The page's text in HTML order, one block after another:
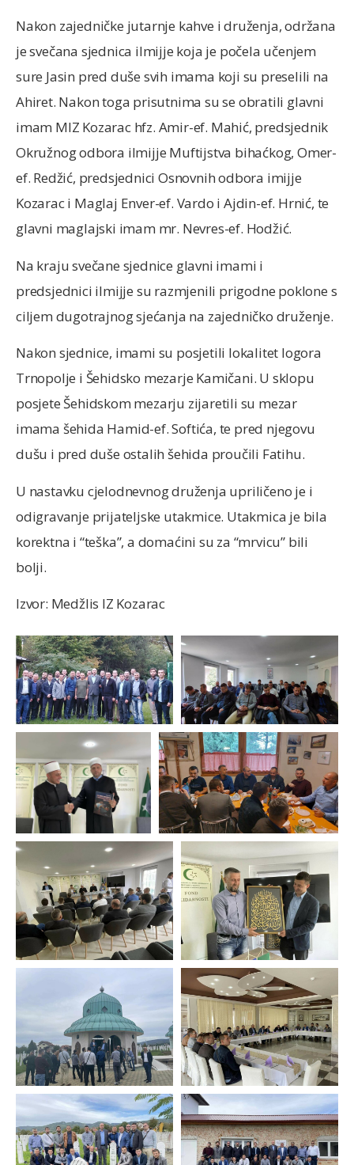
Nakon zajedničke jutarnje kahve i druženja, održana
je svečana sjednica ilmijje koja je počela učenjem
sure Jasin pred duše svih imama koji su preselili na
Ahiret. Nakon toga prisutnima su se obratili glavni
imam MIZ Kozarac hfz. Amir-ef. Mahić, predsjednik
Okružnog odbora ilmijje Muftijstva bihaćkog, Omer-
ef. Redžić, predsjednici Osnovnih odbora imijje
Kozarac i Maglaj Enver-ef. Vardo i Ajdin-ef. Hrnić, te
glavni maglajski imam mr. Nevres-ef. Hodžić.
Na kraju svečane sjednice glavni imami i
predsjednici ilmijje su razmjenili prigodne poklone s
ciljem dugotrajnog sjećanja na zajedničko druženje.
Nakon sjednice, imami su posjetili lokalitet logora
Trnopolje i Šehidsko mezarje Kamičani. U sklopu
posjete Šehidskom mezarju zijaretili su mezar
imama šehida Hamid-ef. Softića, te pred njegovu
dušu i pred duše ostalih šehida proučili Fatihu.
U nastavku cjelodnevnog druženja upriličeno je i
odigravanje prijateljske utakmice. Utakmica je bila
korektna i “teška”, a domaćini su za “mrvicu” bili
bolji.
Izvor: Medžlis IZ Kozarac